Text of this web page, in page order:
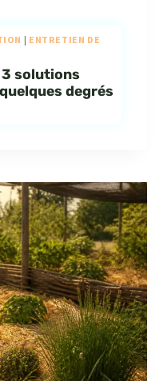
| ENTRETIEN DE
3 solutions
degrés